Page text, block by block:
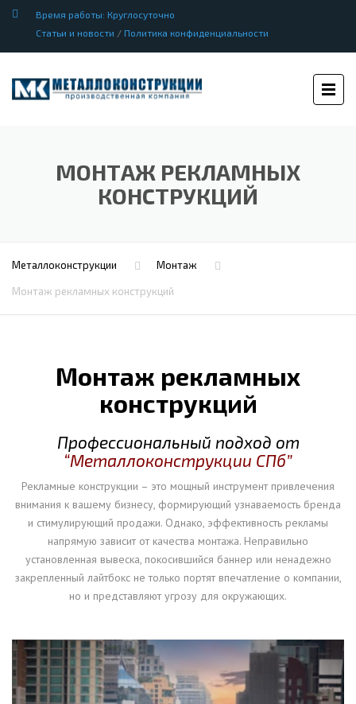
Время работы: Круглосуточно
Статьи и новости / Политика конфиденциальности
МОНТАЖ РЕКЛАМНЫХ
КОНСТРУКЦИЙ
Металлоконструкции Монтаж
Монтаж рекламных конструкций
Монтаж рекламных
конструкций
Профессиональный подход от
“Металлоконструкции СПб”
Рекламные конструкции – это мощный инструмент привлечения
внимания к вашему бизнесу, формирующий узнаваемость бренда
и стимулирующий продажи. Однако, эффективность рекламы
напрямую зависит от качества монтажа. Неправильно
установленная вывеска, покосившийся баннер или ненадежно
закрепленный лайтбокс не только портят впечатление о компании,
но и представляют угрозу для окружающих.